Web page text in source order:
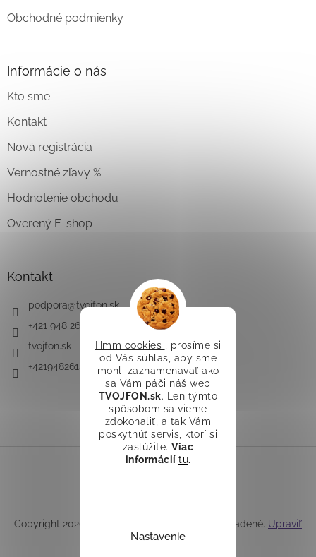
Hmm cookies
, prosíme si
od Vás súhlas, aby sme
mohli zaznamenavať ako
sa Vám páči náš web
TVOJFON.sk. Len týmto
spôsobom sa vieme
zdokonaliť, a tak Vám
poskytnúť servis, ktorí si
zaslúžite.Viac
informácií tu.
Nastavenie
Obchodné podmienky
Informácie o nás
Kto sme
Kontakt
Nová registrácia
Vernostné zľavy %
Hodnotenie obchodu
Overený E-shop
Kontakt
podpora@tvojfon.sk
+421 948 261 491
tvojfon.sk
+421948261491
Copyright 2026 . Všetky práva vyhradené. Upraviť
nastavenie cookies